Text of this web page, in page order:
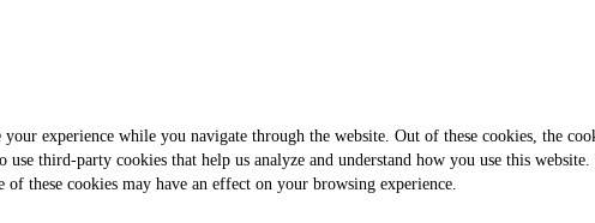
experience while you navigate through the website. Out of these cookies, the
use third-party cookies that help us analyze and understand how you use this
these cookies may have an effect on your browsing experience.